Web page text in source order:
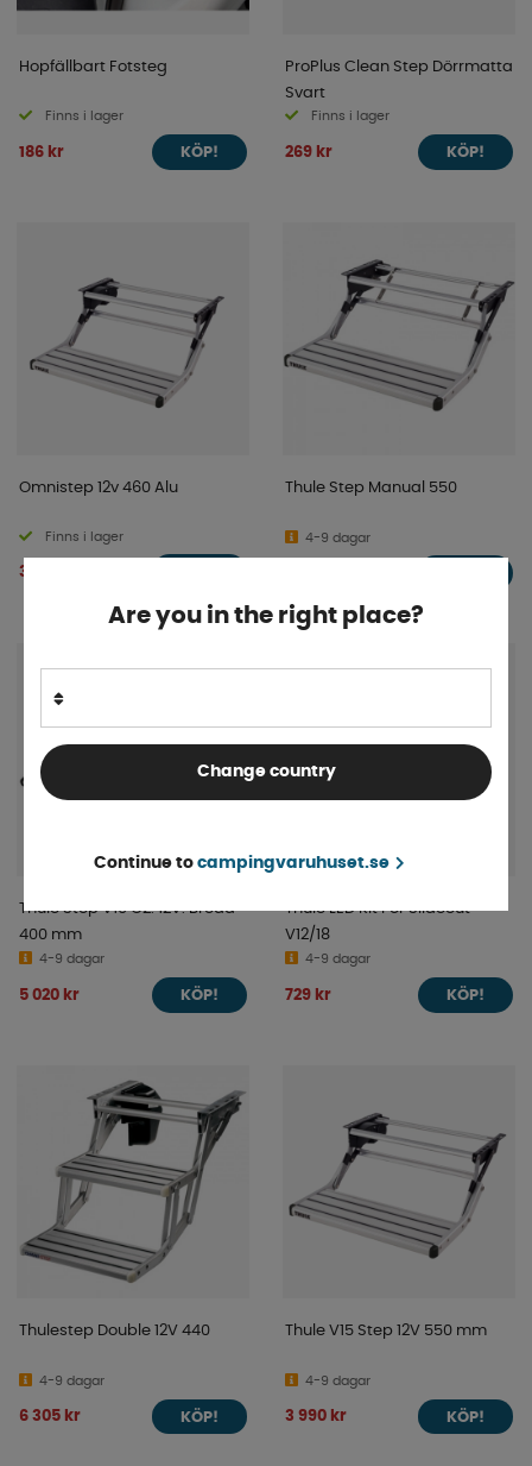
Hopfällbart Fotsteg
Finns i lager
186 kr KÖP!
ProPlus Clean Step Dörrmatta
Svart
Finns i lager
269 kr KÖP!
Omnistep 12v 460 Alu
Finns i lager
3 970 kr
Thule Step Manual 550
4-9 dagar
Thule Step V19 G2. 12V. Bredd
400 mm
4-9 dagar
5 020 kr KÖP!
Thule LED Kit För Slideout
V12/18
4-9 dagar
729 kr KÖP!
Thulestep Double 12V 440
4-9 dagar
6 305 kr KÖP!
Thule V15 Step 12V 550 mm
4-9 dagar
3 990 kr KÖP!
Are you in the right place?
Change country
Continue to campingvaruhuset.se